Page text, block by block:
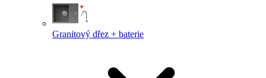
Granitový dřez + baterie